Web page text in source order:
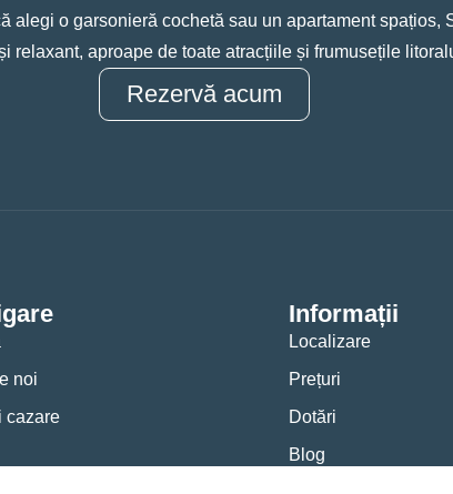
alegi o garsonieră cochetă sau un apartament spațios,
relaxant, aproape de toate atracțiile și frumusețile
Rezervă acum
noi
cazare
Informații
Localizare
Prețuri
Dotări
Blog